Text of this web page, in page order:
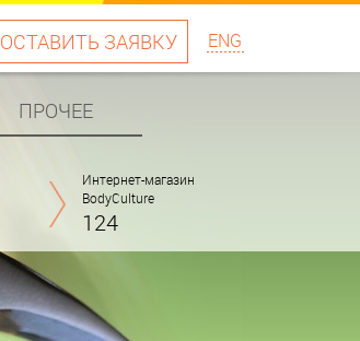
ОСТАВИТЬ ЗАЯВКУ ENG
ПРОЧЕЕ
Интернет-магазин
BodyCulture
124